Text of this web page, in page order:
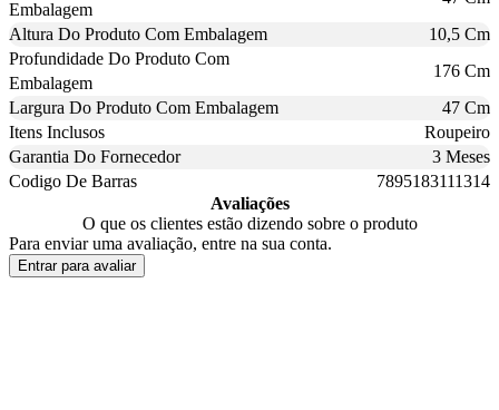
Embalagem
Altura Do Produto Com Embalagem
10,5 Cm
Profundidade Do Produto Com
Embalagem
176 Cm
Largura Do Produto Com Embalagem
47 Cm
Itens Inclusos
Roupeiro
Garantia Do Fornecedor
3 Meses
Codigo De Barras
7895183111314
Avaliações
O que os clientes estão dizendo sobre o produto
Para enviar uma avaliação, entre na sua conta.
Entrar para avaliar